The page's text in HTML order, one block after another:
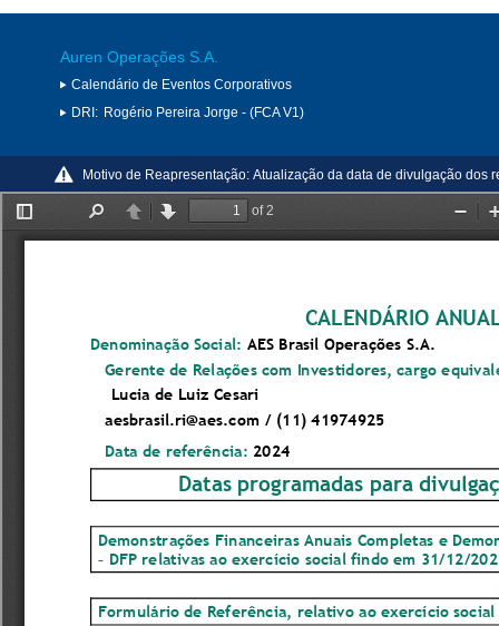
Auren Operações S.A.
Calendário de Eventos Corporativos
DRI: Rogério Pereira Jorge - (FCA V1)
Motivo de Reapresentação: Atualização da data de divulgação dos